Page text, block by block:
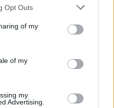
Opt Outs
of my
of my
my
Advertising.
Τσαμούρης (Πειραιά).
(Αθηνών), Άγγελος
Μαντζάρης,
Καραγκούνης),